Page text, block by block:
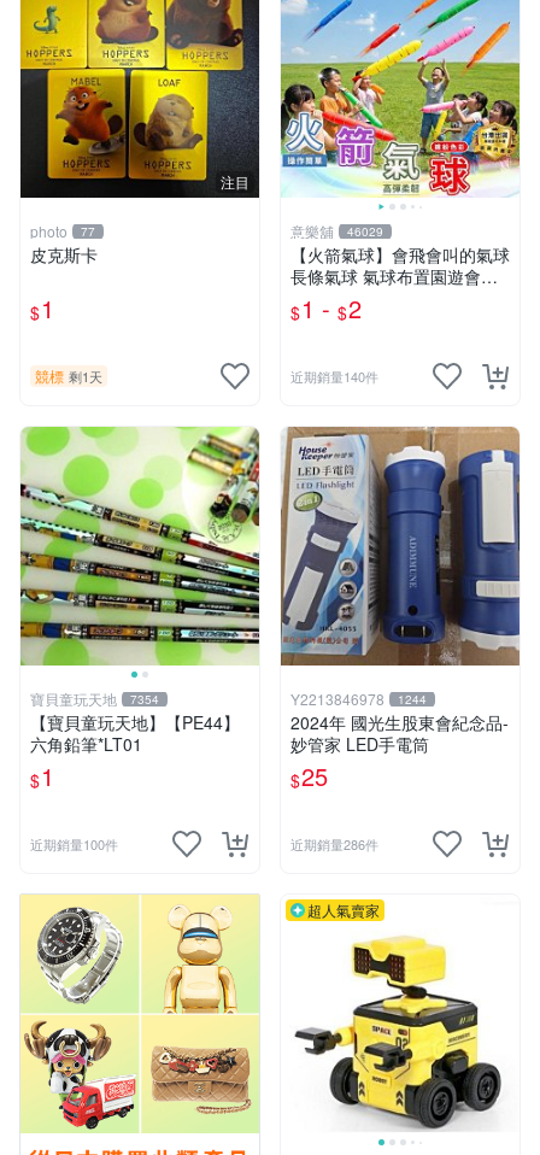
注目
photo 77
皮克斯卡
$1
競標 剩1天
意樂舖 46029
【火箭氣球】會飛會叫的氣球
長條氣球 氣球布置園遊會氣
球 生日派對氣球 彩色氣球☆
意樂鋪☆
$1 - $2
近期銷量140件
寶貝童玩天地 7354
【寶貝童玩天地】【PE44】
六角鉛筆*LT01
$1
近期銷量100件
Y2213846978 1244
2024年 國光生股東會紀念品-
妙管家 LED手電筒
$25
近期銷量286件
超人氣賣家